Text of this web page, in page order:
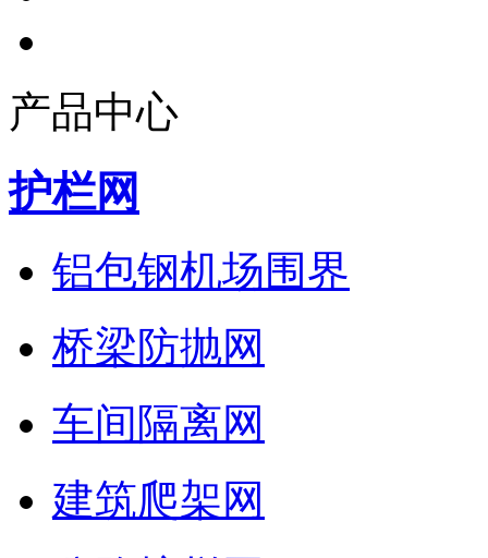
产品中心
护栏网
铝包钢机场围界
桥梁防抛网
车间隔离网
建筑爬架网